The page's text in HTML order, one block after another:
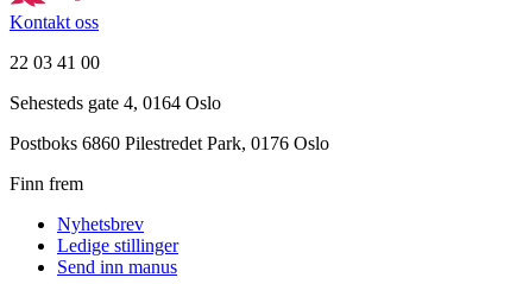
Kontakt oss
22 03 41 00
Sehesteds gate 4, 0164 Oslo
Postboks 6860 Pilestredet Park, 0176 Oslo
Finn frem
Nyhetsbrev
Ledige stillinger
Send inn manus